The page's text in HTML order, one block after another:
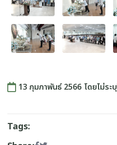
13 กุมภาพันธ์ 2566 โดยไม่ระบุ
Tags: